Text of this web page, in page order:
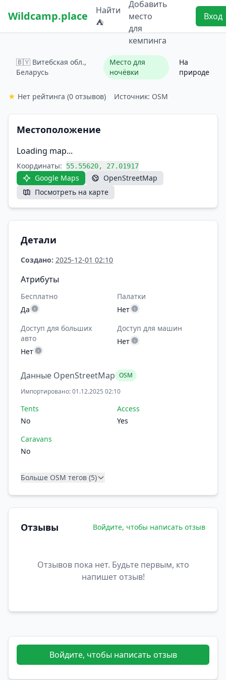
Wildcamp.place
Найти
⛺
Добавить
место
для
кемпинга
Вход
🇧🇾 Витебская обл.,
Беларусь
Место для
ночёвки
На
природе
★ Нет рейтинга (0 отзывов) Источник: OSM
Местоположение
Loading map...
Координаты: 55.55620, 27.01917
Google Maps
OpenStreetMap
Посмотреть на карте
Детали
Создано: 2025-12-01 02:10
Атрибуты
Бесплатно
Да
Палатки
Нет
Доступ для больших
авто
Нет
Доступ для машин
Нет
Данные OpenStreetMap OSM
Импортировано: 01.12.2025 02:10
Tents
No
Access
Yes
Caravans
No
Больше OSM тегов (5)
Отзывы Войдите, чтобы написать отзыв
Отзывов пока нет. Будьте первым, кто
напишет отзыв!
Войдите, чтобы написать отзыв